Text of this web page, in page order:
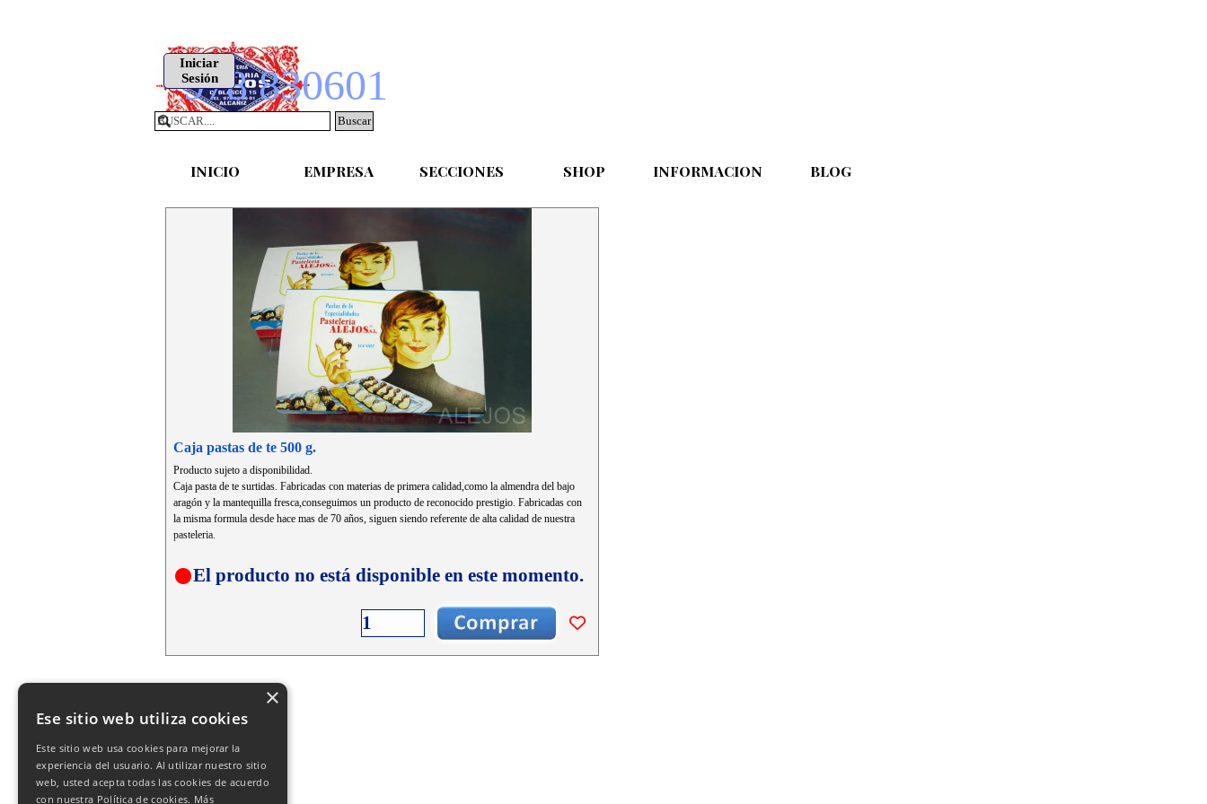
Iniciar
Sesión
978 830601
Buscar
Saltar menú
INICIO EMPRESA ▼
SECCIONES ▼
SHOP ▼
INFORMACION ▼
BLOG
Caja pastas de te 500 g.
Producto sujeto a disponibilidad.
Caja pasta de te surtidas. Fabricadas con materias de primera calidad,como la almendra del bajo
aragón y la mantequilla fresca,conseguimos un producto de reconocido prestigio. Fabricadas con
la misma formula desde hace mas de 70 años, siguen siendo referente de alta calidad de nuestra
pasteleria.
El producto no está disponible en este momento.
×
Ese sitio web utiliza cookies
Este sitio web usa cookies para mejorar la
experiencia del usuario. Al utilizar nuestro sitio
web, usted acepta todas las cookies de acuerdo
con nuestra Política de cookies. Más